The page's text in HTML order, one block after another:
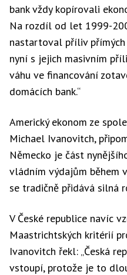
bank vždy kopírovali
Na rozdíl od let 1999-
nastartoval příliv přímých
nyní s jejich masivním
váhu ve financování
domácích bank.“
Americký ekonom ze
Michael Ivanovitch,
Německo je část
vládním výdajům během
se tradičně přidává silná
V České republice navíc
Maastrichtských kritérií
Ivanovitch řekl: „Česká
vstoupí, protože je to